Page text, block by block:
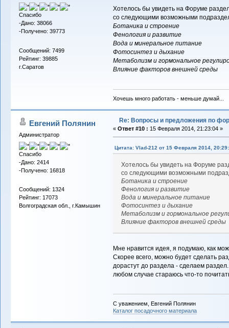
Спасибо
-Дано: 38066
-Получено: 39773
Сообщений: 7499
Рейтинг: 39885
г.Саратов
Хотелось бы увидеть на Форуме
со следующими возможными
Ботаника и строение
Фенология и развитие
Вода и минеральное питание
Фотосинтез и дыхание
Метаболизм и гормональное
Влияние факторов внешней среды
Хочешь много работать - меньше думай...
Евгений Полянин
Администратор
Спасибо
-Дано: 2414
-Получено: 16818
Сообщений: 1324
Рейтинг: 17073
Волгоградская обл., г.Камышин
Re: Вопросы и предложения по
« Ответ #10 : 15 Февраля 2014, 21:23:04 »
Цитата: Vlad-212 от 15 Февраля 2014,
Хотелось бы увидеть на Форуме
со следующими возможными
Ботаника и строение
Фенология и развитие
Вода и минеральное питание
Фотосинтез и дыхание
Метаболизм и гормональное
Влияние факторов внешней среды
Мне нравится идея, я подумаю, как
Скорее всего, можно будет сделать
дорастут до раздела - сделаем
любом случае стараюсь что-то
С уважением, Евгений Полянин
Каталог посадочного материала